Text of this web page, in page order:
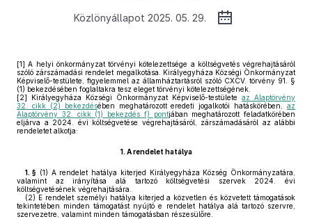
Közlönyállapot 2025. 05. 29.
[1] A helyi önkormányzat törvényi kötelezettsége a költségvetés végrehajtásáról
szóló zárszámadási rendelet megalkotása. Királyegyháza Községi Önkormányzat
Képviselő-testülete, figyelemmel az államháztartásról szóló CXCV. törvény 91. §
(1) bekezdésében foglaltakra tesz eleget törvényi kötelezettségének.
[2] Királyegyháza Községi Önkormányzat Képviselő-testülete az Alaptörvény
32. cikk (2) bekezdésében meghatározott eredeti jogalkotói hatáskörében, az
Alaptörvény 32. cikk (1) bekezdés f) pontjában meghatározott feladatkörében
eljárva a 2024. évi költségvetése végrehajtásáról, zárszámadásáról az alábbi
rendeletet alkotja:
1. A rendelet hatálya
1. § (1) A rendelet hatálya kiterjed Királyegyháza Község Önkormányzatára,
valamint az irányítása alá tartozó költségvetési szervek 2024. évi
költségvetésének végrehajtására.
(2) E rendelet személyi hatálya kiterjed a közvetlen és közvetett támogatások
tekintetében minden támogatást nyújtó e rendelet hatálya alá tartozó szervre,
szervezetre, valamint minden támogatásban részesülőre.